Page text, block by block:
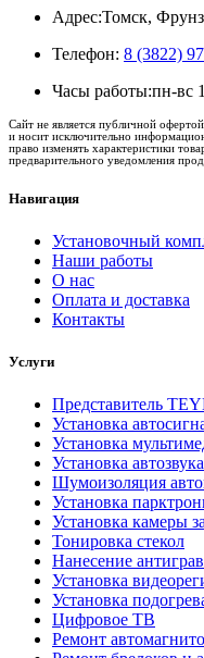
Адрес:Томск,
Телефон: 8 (3822)
Часы работы:пн-вс
Сайт не является публичной
и носит исключительно
право изменять характеристики
предварительного уведомления
Навигация
Установочный
Наши работы
О нас
Оплата и доставка
Контакты
Услуги
Представитель
Установка
Установка
Установка автозвука
Шумоизоляция
Установка
Установка камеры
Тонировка стекол
Нанесение
Установка
Установка
Цифровое ТВ
Ремонт